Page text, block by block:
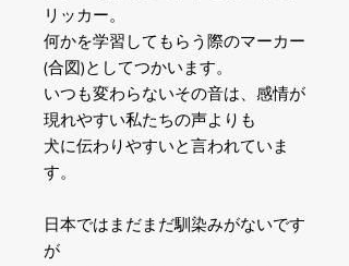
リッカー。
何かを学習してもらう際のマーカー
(合図)としてつかいます。
いつも変わらないその音は、感情が
現れやすい私たちの声よりも
犬に伝わりやすいと言われていま
す。
日本ではまだまだ馴染みがないです
が